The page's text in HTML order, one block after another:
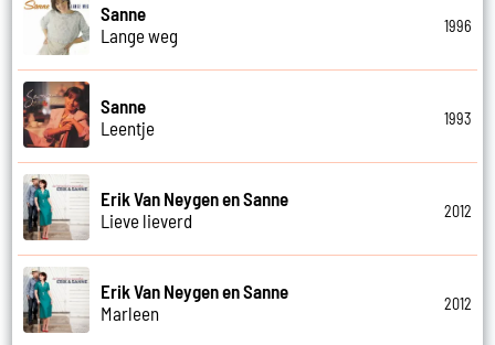
Sanne
Lange weg
1996
Sanne
Leentje
1993
Erik Van Neygen en Sanne
Lieve lieverd
2012
Erik Van Neygen en Sanne
Marleen
2012